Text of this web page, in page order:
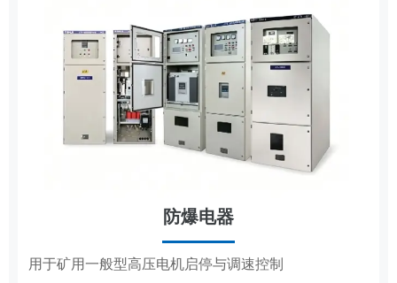
防爆电器
用于矿用一般型高压电机启停与调速控制
MCS